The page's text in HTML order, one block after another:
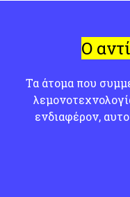
Ο
Τα άτομα που
ενδιαφέρον,